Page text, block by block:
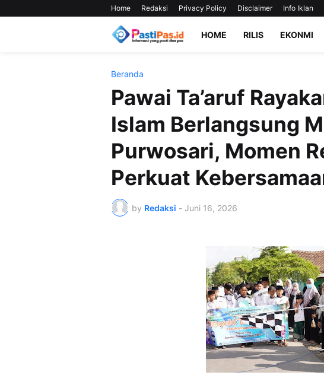
Home Redaksi Privacy Policy Disclaimer Info Iklan
HOME RILIS EKONMI
Beranda
Pawai Ta’aruf
Islam Berlangsung
Purwosari, Momen
Perkuat
by Redaksi - Juni 16, 2026